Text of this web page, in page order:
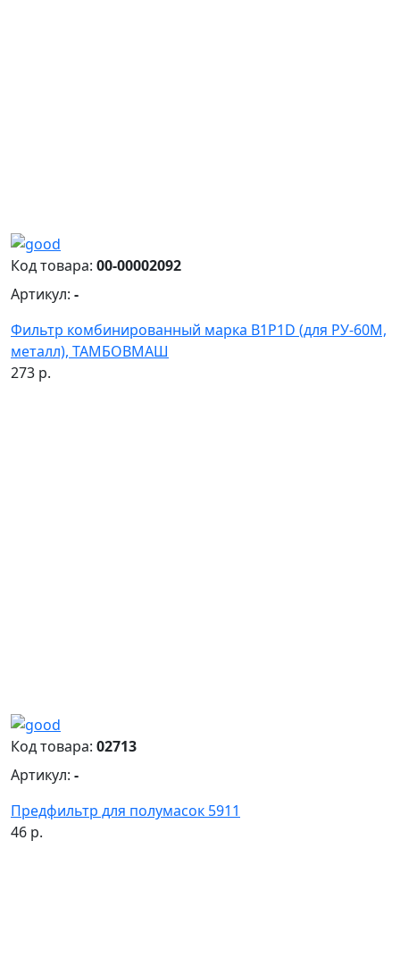
Код товара: 00-00002092
Артикул: -
Фильтр комбинированный марка B1P1D (для РУ-60М,
металл), ТАМБОВМАШ
273 р.
Код товара: 02713
Артикул: -
Предфильтр для полумасок 5911
46 р.